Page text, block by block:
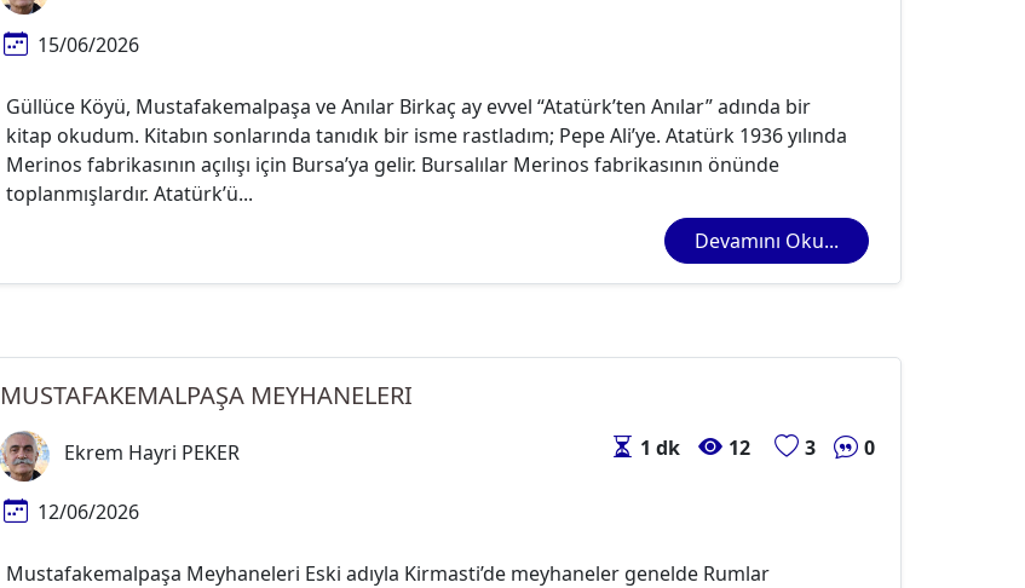
15/06/2026
Güllüce Köyü, Mustafakemalpaşa ve Anılar Birkaç ay evvel “Atatürk’ten Anılar” adında bir
kitap okudum. Kitabın sonlarında tanıdık bir isme rastladım; Pepe Ali’ye. Atatürk 1936 yılında
Merinos fabrikasının açılışı için Bursa’ya gelir. Bursalılar Merinos fabrikasının önünde
toplanmışlardır. Atatürk’ü...
Devamını Oku...
MUSTAFAKEMALPAŞA MEYHANELERI
Ekrem Hayri PEKER 1 dk 12 3 0
12/06/2026
Mustafakemalpaşa Meyhaneleri Eski adıyla Kirmasti’de meyhaneler genelde Rumlar